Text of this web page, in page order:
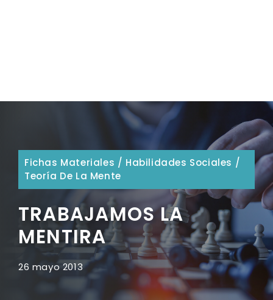
Fichas Materiales / Habilidades Sociales /
Teoría De La Mente
TRABAJAMOS LA
MENTIRA
26 mayo 2013